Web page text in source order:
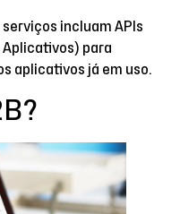
incluam APIs
para
aplicativos já em uso.